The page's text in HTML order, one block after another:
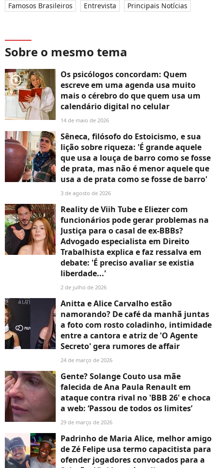
Famosos Brasileiros Entrevista Principais Notícias
Sobre o mesmo tema
player2
Os psicólogos concordam: Quem
escreve em uma agenda usa muito
mais o cérebro do que quem usa um
calendário digital no celular
14 de maio de 2026
Sêneca, filósofo do Estoicismo, e sua
lição sobre riqueza: 'É grande aquele
que usa a louça de barro como se fosse
de prata, mas não é menor aquele que
usa a de prata como se fosse de barro'
3 de agosto de 2026
Reality de Viih Tube e Eliezer com
funcionários pode gerar problemas na
Justiça para o casal de ex-BBBs?
Advogado especialista em Direito
Trabalhista explica e faz ressalva em
debate: 'É preciso avaliar se existia
liberdade...'
2 de julho de 2026
Anitta e Alice Carvalho estão
namorando? De café da manhã juntas
a foto com rosto coladinho, intimidade
entre a cantora e atriz de 'O Agente
Secreto' gera rumores de affair
24 de março de 2026
Gente? Solange Couto usa mãe
falecida de Ana Paula Renault em
ataque contra rival no 'BBB 26' e choca
a web: ‘Passou de todos os limites’
29 de março de 2026
Padrinho de Maria Alice, melhor amigo
de Zé Felipe usa termo capacitista para
ofender jogadores convocados para a